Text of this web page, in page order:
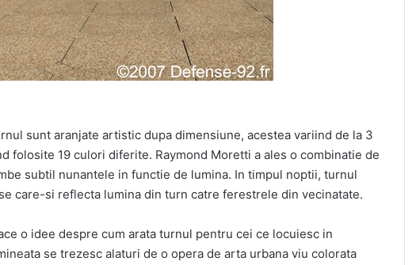
sunt aranjate artistic dupa dimensiune, acestea variind de la 3
folosite 19 culori diferite. Raymond Moretti a ales o combinatie de
subtil nunantele in functie de lumina. In timpul noptii, turnul
care-si reflecta lumina din turn catre ferestrele din vecinatate.
o idee despre cum arata turnul pentru cei ce locuiesc in
se trezesc alaturi de o opera de arta urbana viu colorata